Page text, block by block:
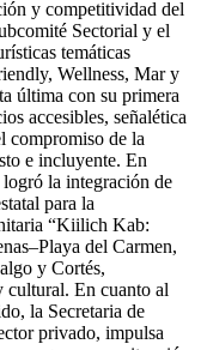
y competitividad del
Sectorial y el
temáticas
Wellness, Mar y
última con su primera
accesibles, señalética
compromiso de la
e incluyente. En
la integración de
para la
“Kiilich Kab:
del Carmen,
y Cortés,
cultural. En cuanto al
la Secretaria de
privado, impulsa